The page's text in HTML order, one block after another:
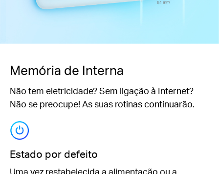
Memória de Interna
Não tem eletricidade? Sem ligação à Internet?
Não se preocupe! As suas rotinas continuarão.
Estado por defeito
Uma vez restabelecida a alimentação ou a